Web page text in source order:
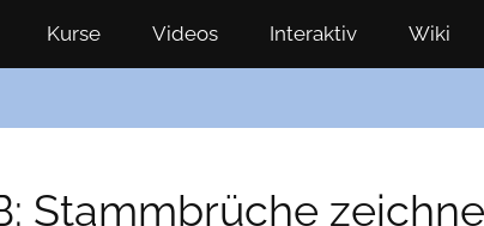
Kurse Videos Interaktiv Wiki
Stammbrüche